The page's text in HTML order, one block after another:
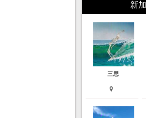
新
三思